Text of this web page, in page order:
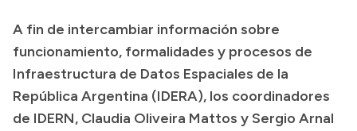
Consulta de expedientes
Consulta de pago a proveedores
Convocatorias
A fin de intercambiar información sobre
funcionamiento, formalidades y procesos de
Infraestructura de Datos Espaciales de la
República Argentina (IDERA), los coordinadores
de IDERN, Claudia Oliveira Mattos y Sergio Arnal